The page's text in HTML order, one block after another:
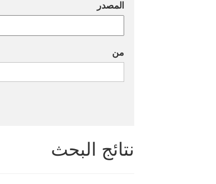
المصدر
من
نتائج البحث